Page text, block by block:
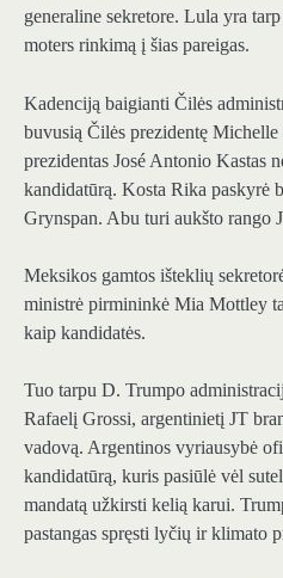
generaline sekretore. Lula yra
moters rinkimą į šias pareigas.
Kadenciją baigianti Čilės
buvusią Čilės prezidentę
prezidentas José Antonio Kastas
kandidatūrą. Kosta Rika paskyrė
Grynspan. Abu turi aukšto rango
Meksikos gamtos išteklių
ministrė pirmininkė Mia Mottley
kaip kandidatės.
Tuo tarpu D. Trumpo
Rafaelį Grossi, argentinietį JT
vadovą. Argentinos vyriausybė
kandidatūrą, kuris pasiūlė vėl
mandatą užkirsti kelią karui.
pastangas spręsti lyčių ir klimato